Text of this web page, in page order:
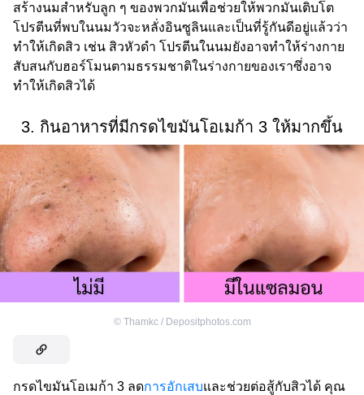
สร้างนมสำหรับลูก ๆ ของพวกมันเพื่อช่วยให้พวกมันเติบโต
โปรตีนที่พบในนมวัวจะหลั่งอินซูลินและเป็นที่รู้กันดีอยู่แล้วว่า
ทำให้เกิดสิว เช่น สิวหัวดำ โปรตีนในนมยังอาจทำให้ร่างกาย
สับสนกับฮอร์โมนตามธรรมชาติในร่างกายของเราซึ่งอาจ
ทำให้เกิดสิวได้
3. กินอาหารที่มีกรดไขมันโอเมก้า 3 ให้มากขึ้น
© Thamkc / Depositphotos.com
กรดไขมันโอเมก้า 3 ลดการอักเสบและช่วยต่อสู้กับสิวได้ คุณ